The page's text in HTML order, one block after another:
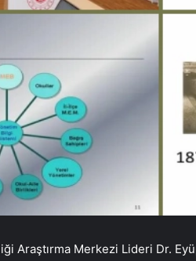
Araştırma Merkezi Lideri Dr.